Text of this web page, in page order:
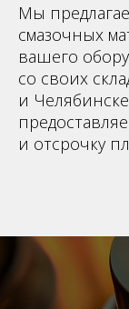
Мы
смазочных
вашего
со своих
и
и отсрочку